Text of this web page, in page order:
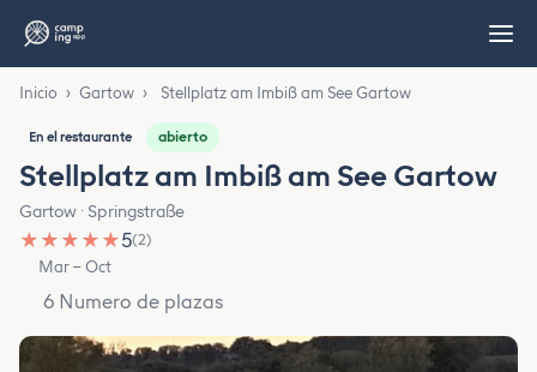
Inicio › Gartow › Stellplatz am Imbiß am See Gartow
En el restaurante abierto
Stellplatz am Imbiß am See Gartow
Gartow · Springstraße
★ ★ ★ ★ ★5(2)
Mar – Oct
6 Numero de plazas